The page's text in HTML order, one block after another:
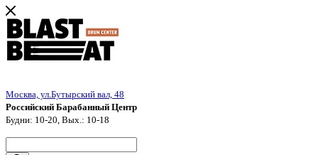
Москва, ул.Бутырский вал, 48
Российский Барабанный Центр
Будни: 10-20, Вых.: 10-18